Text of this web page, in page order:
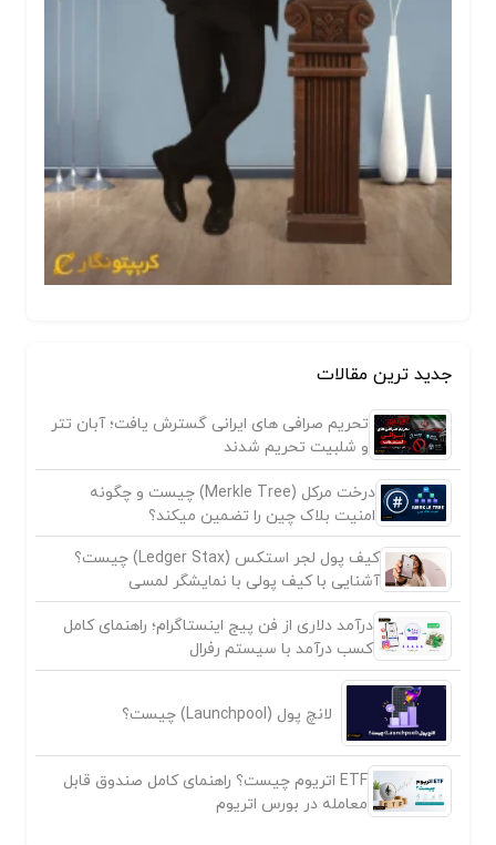
جدید ترین مقالات
تحریم صرافی های ایرانی گسترش یافت؛ آبان تتر
و شلبیت تحریم شدند
درخت مرکل (Merkle Tree) چیست و چگونه
امنیت بلاک چین را تضمین میکند؟
کیف پول لجر استکس (Ledger Stax) چیست؟
آشنایی با کیف پولی با نمایشگر لمسی
درآمد دلاری از فن پیج اینستاگرام؛ راهنمای کامل
کسب درآمد با سیستم رفرال
لانچ پول (Launchpool) چیست؟
ETF اتریوم چیست؟ راهنمای کامل صندوق قابل
معامله در بورس اتریوم